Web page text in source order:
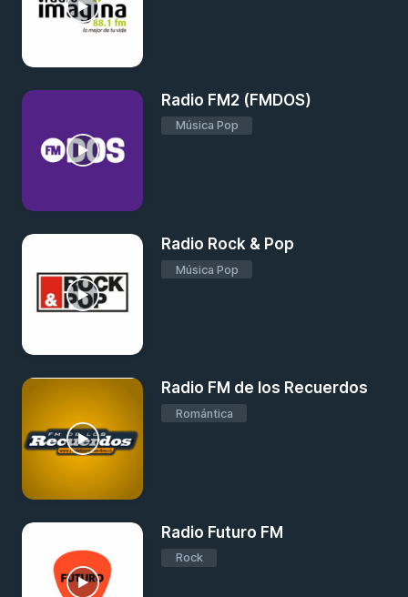
Radio FM2 (FMDOS)
Música Pop
Radio Rock & Pop
Música Pop
Radio FM de los Recuerdos
Romántica
Radio Futuro FM
Rock